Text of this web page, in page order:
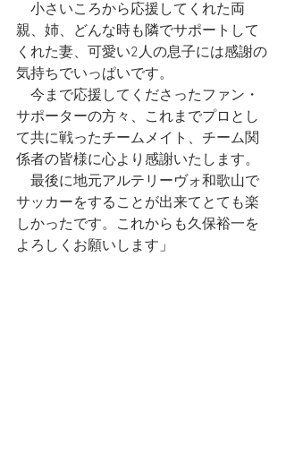
小さいころから応援してくれた両
親、姉、どんな時も隣でサポートして
くれた妻、可愛い2人の息子には感謝の
気持ちでいっぱいです。
今まで応援してくださったファン・
サポーターの方々、これまでプロとし
て共に戦ったチームメイト、チーム関
係者の皆様に心より感謝いたします。
最後に地元アルテリーヴォ和歌山で
サッカーをすることが出来てとても楽
しかったです。これからも久保裕一を
よろしくお願いします」